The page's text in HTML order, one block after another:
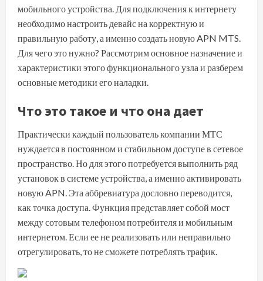
мобильного устройства. Для подключения к интернету
необходимо настроить девайс на корректную и
правильную работу, а именно создать новую APN MTS.
Для чего это нужно? Рассмотрим основное назначение и
характеристики этого функционального узла и разберем
основные методики его наладки.
Что это такое и что она дает
Практически каждый пользователь компании МТС
нуждается в постоянном и стабильном доступе в сетевое
пространство. Но для этого потребуется выполнить ряд
установок в системе устройства, а именно активировать
новую APN. Эта аббревиатура дословно переводится,
как точка доступа. Функция представляет собой мост
между сотовым телефоном потребителя и мобильным
интернетом. Если ее не реализовать или неправильно
отрегулировать, то не сможете потреблять трафик.